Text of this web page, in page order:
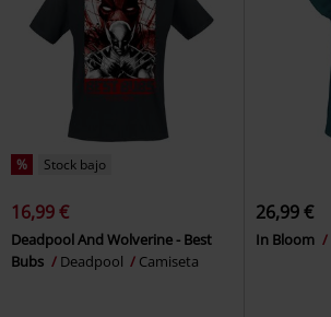
% Stock bajo
16,99 €
Deadpool And Wolverine - Best
Bubs
Deadpool Camiseta
26,99 €
In Bloom